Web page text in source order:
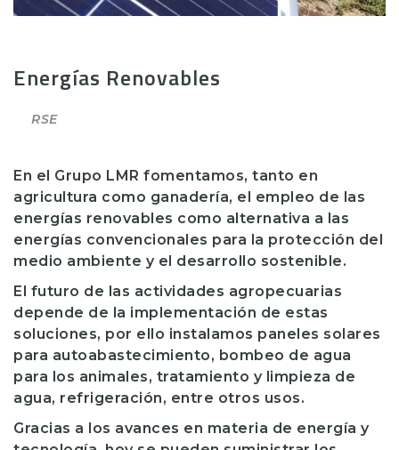
Energías Renovables
RSE
En el Grupo LMR fomentamos, tanto en
agricultura como ganadería, el empleo de las
energías renovables como alternativa a las
energías convencionales para la protección del
medio ambiente y el desarrollo sostenible.
El futuro de las actividades agropecuarias
depende de la implementación de estas
soluciones, por ello instalamos paneles solares
para autoabastecimiento, bombeo de agua
para los animales, tratamiento y limpieza de
agua, refrigeración, entre otros usos.
Gracias a los avances en materia de energía y